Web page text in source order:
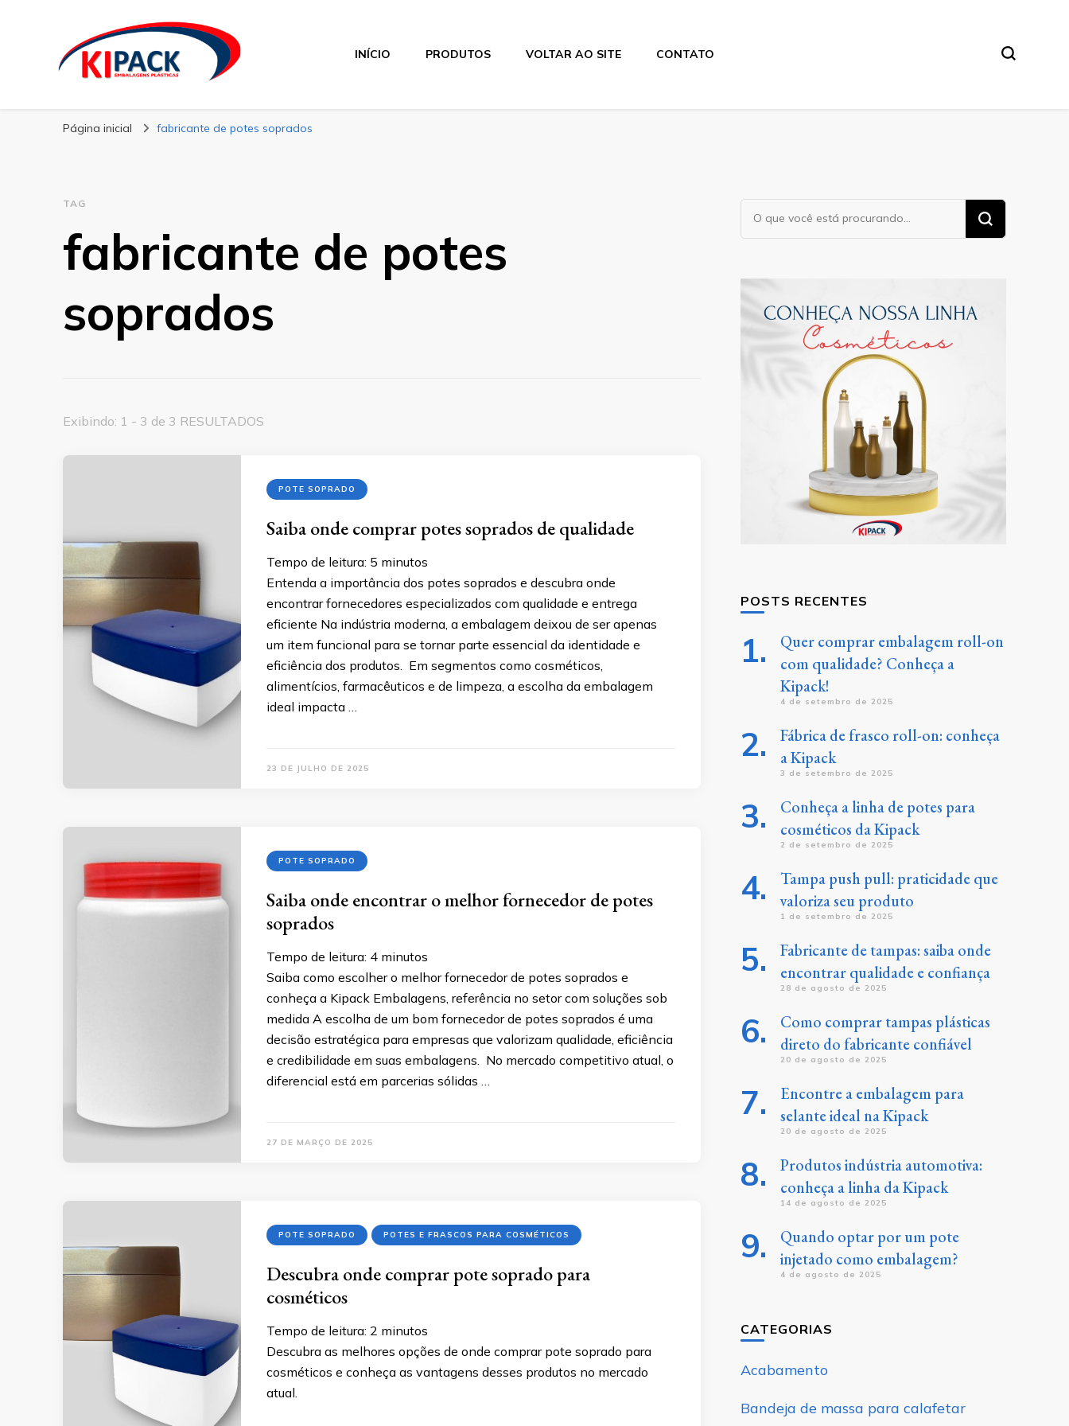
Kipack
INÍCIO PRODUTOS VOLTAR AO SITE CONTATO
Página inicial fabricante de potes soprados
TAG
fabricante de potes
soprados
Exibindo: 1 - 3 de 3 RESULTADOS
POTE SOPRADO
Saiba onde comprar potes soprados de qualidade
Tempo de leitura: 5 minutos
Entenda a importância dos potes soprados e descubra onde
encontrar fornecedores especializados com qualidade e entrega
eficiente Na indústria moderna, a embalagem deixou de ser apenas
um item funcional para se tornar parte essencial da identidade e
eficiência dos produtos. Em segmentos como cosméticos,
alimentícios, farmacêuticos e de limpeza, a escolha da embalagem
ideal impacta …
23 DE JULHO DE 2025
POTE SOPRADO
Saiba onde encontrar o melhor fornecedor de potes
soprados
Tempo de leitura: 4 minutos
Saiba como escolher o melhor fornecedor de potes soprados e
conheça a Kipack Embalagens, referência no setor com soluções sob
medida A escolha de um bom fornecedor de potes soprados é uma
decisão estratégica para empresas que valorizam qualidade, eficiência
e credibilidade em suas embalagens. No mercado competitivo atual, o
diferencial está em parcerias sólidas …
27 DE MARÇO DE 2025
POTE SOPRADO POTES E FRASCOS PARA COSMÉTICOS
Descubra onde comprar pote soprado para
cosméticos
Tempo de leitura: 2 minutos
Descubra as melhores opções de onde comprar pote soprado para
cosméticos e conheça as vantagens desses produtos no mercado
atual.
Procurando
algo?
POSTS RECENTES
Quer comprar embalagem roll-on
com qualidade? Conheça a
Kipack!
4 de setembro de 2025
Fábrica de frasco roll-on: conheça
a Kipack
3 de setembro de 2025
Conheça a linha de potes para
cosméticos da Kipack
2 de setembro de 2025
Tampa push pull: praticidade que
valoriza seu produto
1 de setembro de 2025
Fabricante de tampas: saiba onde
encontrar qualidade e confiança
28 de agosto de 2025
Como comprar tampas plásticas
direto do fabricante confiável
20 de agosto de 2025
Encontre a embalagem para
selante ideal na Kipack
20 de agosto de 2025
Produtos indústria automotiva:
conheça a linha da Kipack
14 de agosto de 2025
Quando optar por um pote
injetado como embalagem?
4 de agosto de 2025
CATEGORIAS
Acabamento
Bandeja de massa para calafetar